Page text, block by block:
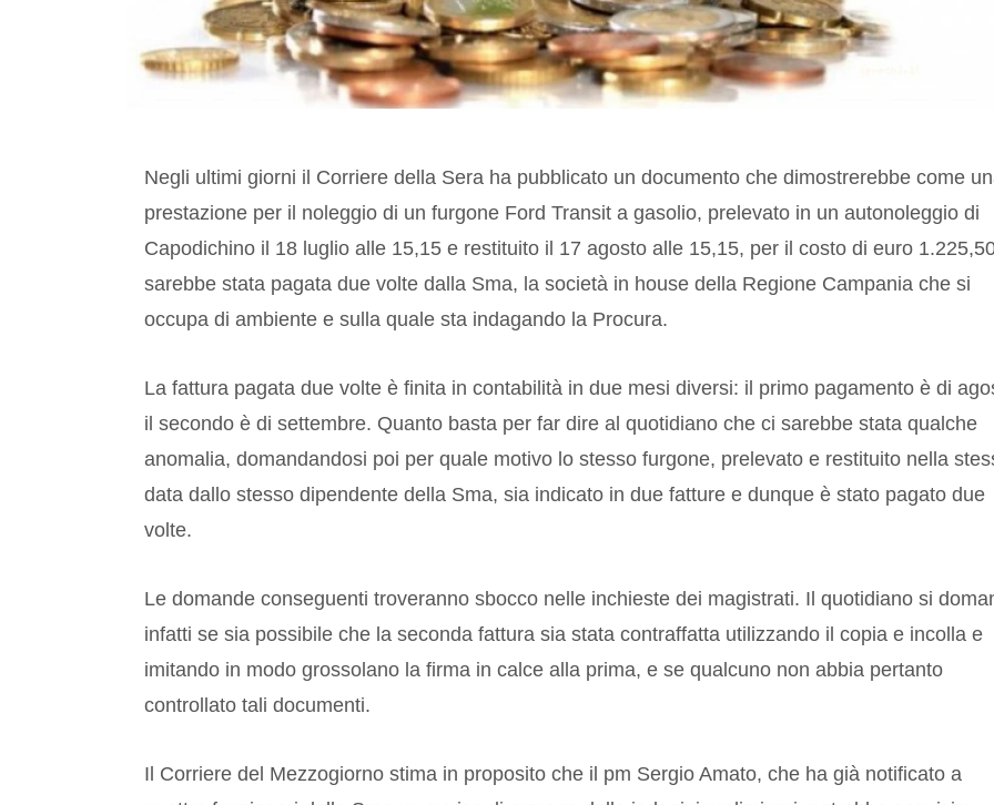
Negli ultimi giorni il Corriere della Sera ha pubblicato un documento che dimostrerebbe come
prestazione per il noleggio di un furgone Ford Transit a gasolio, prelevato in un autonoleggio di
Capodichino il 18 luglio alle 15,15 e restituito il 17 agosto alle 15,15, per il costo di euro
sarebbe stata pagata due volte dalla Sma, la società in house della Regione Campania che si
occupa di ambiente e sulla quale sta indagando la Procura.
La fattura pagata due volte è finita in contabilità in due mesi diversi: il primo pagamento è di
il secondo è di settembre. Quanto basta per far dire al quotidiano che ci sarebbe stata qualche
anomalia, domandandosi poi per quale motivo lo stesso furgone, prelevato e restituito nella
data dallo stesso dipendente della Sma, sia indicato in due fatture e dunque è stato pagato due
volte.
Le domande conseguenti troveranno sbocco nelle inchieste dei magistrati. Il quotidiano si
infatti se sia possibile che la seconda fattura sia stata contraffatta utilizzando il copia e incolla e
imitando in modo grossolano la firma in calce alla prima, e se qualcuno non abbia pertanto
controllato tali documenti.
Il Corriere del Mezzogiorno stima in proposito che il pm Sergio Amato, che ha già notificato a